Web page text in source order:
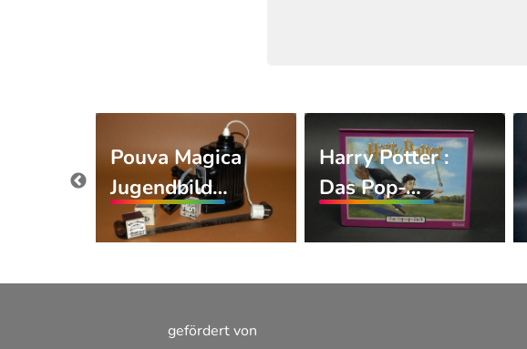
Pouva Magica
Jugendbild…
Harry Potter :
Das Pop-…
gefördert von